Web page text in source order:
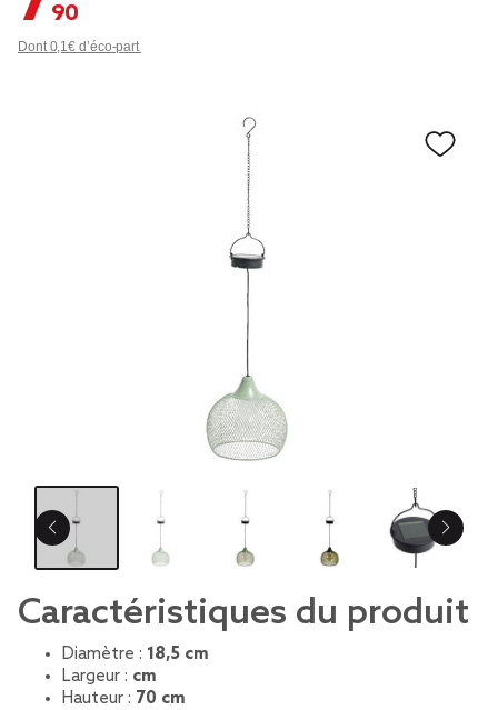
Dont 0,1€ d’éco-part
Caractéristiques du produit
Diamètre : 18,5 cm
Largeur : cm
Hauteur : 70 cm